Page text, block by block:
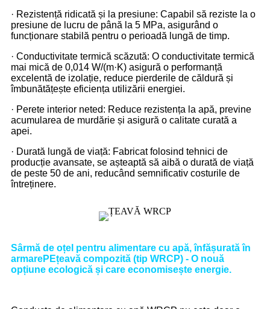
· Rezistență ridicată și la presiune: Capabil să reziste la o
presiune de lucru de până la 5 MPa, asigurând o
funcționare stabilă pentru o perioadă lungă de timp.
· Conductivitate termică scăzută: O conductivitate termică
mai mică de 0,014 W/(m·K) asigură o performanță
excelentă de izolație, reduce pierderile de căldură și
îmbunătățește eficiența utilizării energiei.
· Perete interior neted: Reduce rezistența la apă, previne
acumularea de murdărie și asigură o calitate curată a
apei.
· Durată lungă de viață: Fabricat folosind tehnici de
producție avansate, se așteaptă să aibă o durată de viață
de peste 50 de ani, reducând semnificativ costurile de
întreținere.
Sârmă de oțel pentru alimentare cu apă, înfășurată în
armarePEțeavă compozită (tip WRCP) - O nouă
opțiune ecologică și care economisește energie.